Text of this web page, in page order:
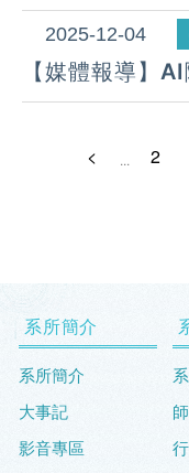
師)參加「 中國
論文獎第二名
2025-12-04
【媒體報導】
能用腦波練走路
< ... 2
系所簡介
系所簡介
大事記
影音專區